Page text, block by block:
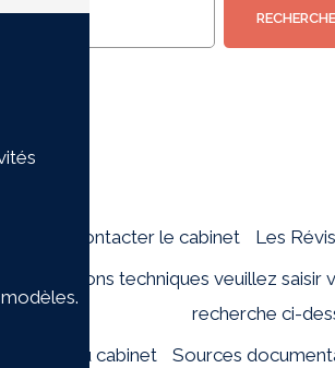
Contacter le cabinet
Les
questions techniques veuillez saisir
recherche ci-
du cabinet
Sources